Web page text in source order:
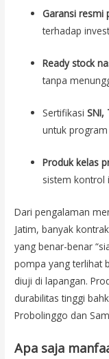
Garansi resmi
terhadap
Ready stock
tanpa
SertifikasiSNI,
untuk
Produk kelas
sistem kontrol
Dari pengalaman
Jatim, banyak
yang benar-benar
pompa yang terlihat
diuji di lapangan.
durabilitas tinggi
Probolinggo dan
Apa saja